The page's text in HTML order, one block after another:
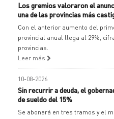
Los gremios valoraron el
una de las provincias más
Con el anterior aumento del
provincial anual llega al 29%,
provincias.
Leer más
10-08-2026
Sin recurrir a deuda, el
de sueldo del 15%
Se abonará en tres tramos y el